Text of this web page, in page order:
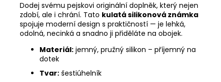
Dodej svému pejskovi originální doplněk, který nejen
zdobí, ale i chrání. Tato kulatá silikonová známka
spojuje moderní design s praktičností — je lehká,
odolná, necinká a snadno ji přiděláte na obojek.
Materiál: jemný, pružný silikon – příjemný na
dotek
Tvar: šestiúhelník